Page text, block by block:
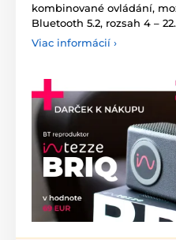
kombinované ovládání,
Bluetooth 5.2, rozsah 4 –
Viac informácií ›